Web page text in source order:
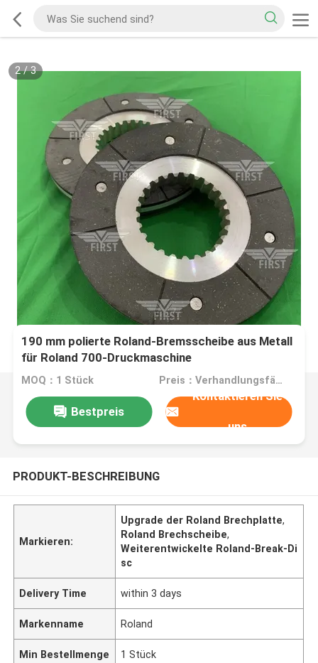
2/3
190 mm polierte Roland-Bremsscheibe aus Metall
für Roland 700-Druckmaschine
MOQ：1 Stück Preis：Verhandlungsfähig
Bestpreis
Kontaktieren Sie
uns
PRODUKT-BESCHREIBUNG
Markieren:
Upgrade der Roland Brechplatte,
Roland Brechscheibe,
Weiterentwickelte Roland-Break-Di
sc
Delivery Time within 3 days
Markenname Roland
Min Bestellmenge 1 Stück